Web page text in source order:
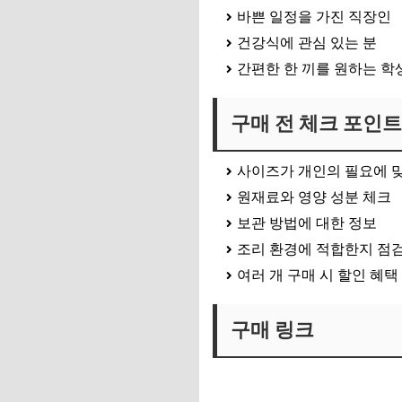
바쁜 일정을 가진 직장인
건강식에 관심 있는 분
간편한 한 끼를 원하는 학
구매 전 체크 포인트
사이즈가 개인의 필요에
원재료와 영양 성분 체크
보관 방법에 대한 정보
조리 환경에 적합한지 점
여러 개 구매 시 할인 혜택
구매 링크